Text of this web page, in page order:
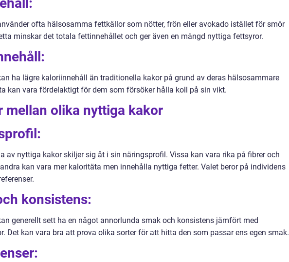
ofta hälsosamma fettkällor som nötter, frön eller avokado istället för smör
minskar det totala fettinnehållet och ger även en mängd nyttiga fettsyror.
ha lägre kaloriinnehåll än traditionella kakor på grund av deras hälsosammare
kan vara fördelaktigt för dem som försöker hålla koll på sin vikt.
mellan olika nyttiga kakor
av nyttiga kakor skiljer sig åt i sin näringsprofil. Vissa kan vara rika på fibrer och
kan vara mer kaloritäta men innehålla nyttiga fetter. Valet beror på individens
konsistens:
generellt sett ha en något annorlunda smak och konsistens jämfört med
Det kan vara bra att prova olika sorter för att hitta den som passar ens egen smak.